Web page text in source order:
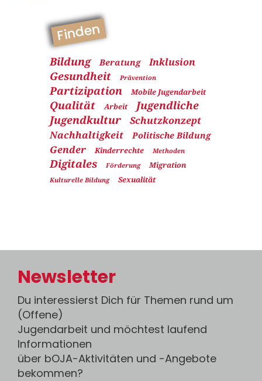
Finden
Bildung Beratung Inklusion
Gesundheit Prävention
Partizipation Mobile Jugendarbeit
Qualität Arbeit
Jugendliche
Jugendkultur
Schutzkonzept
Nachhaltigkeit
Politische Bildung
Gender Kinderrechte Methoden
Digitales Förderung Migration
Kulturelle Bildung Sexualität
Newsletter
Du interessierst Dich für Themen rund um
(Offene)
Jugendarbeit und möchtest laufend
Informationen
über bOJA-Aktivitäten und -Angebote
bekommen?